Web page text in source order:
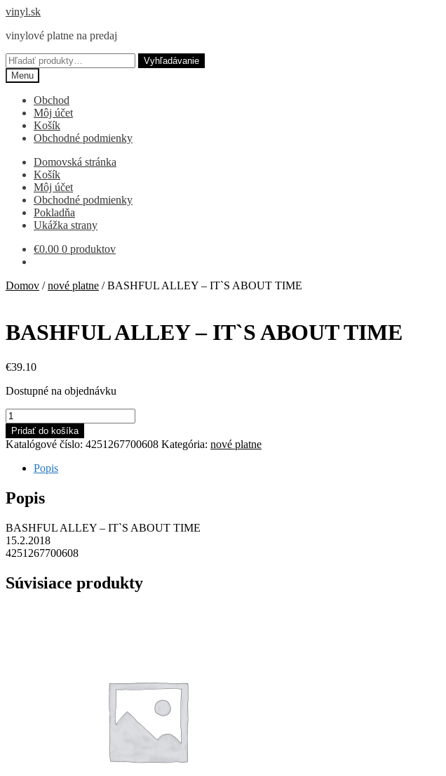
Preskočiť
navigáciu
Preskočiť
obsah
vinyl.sk
vinylové platne na predaj
Hľadať:
Vyhľadávanie
Menu
Obchod
Môj účet
Košík
Obchodné podmienky
Domovská stránka
Košík
Môj účet
Obchodné podmienky
Pokladňa
Ukážka strany
€0.00 0 produktov
Domov /nové platne /BASHFUL ALLEY – IT`S ABOUT TIME
BASHFUL ALLEY – IT`S ABOUT TIME
€39.10
Dostupné na objednávku
množstvo
BASHFUL
ALLEY
-
IT`S
ABOUT
TIME
Pridať do košíka
Katalógové číslo: 4251267700608 Kategória: nové platne
Popis
Popis
BASHFUL ALLEY – IT`S ABOUT TIME
15.2.2018
4251267700608
Súvisiace produkty